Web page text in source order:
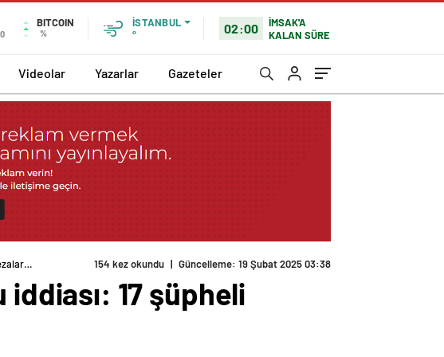
BITCOIN
%
İSTANBUL
°
02:00
İMSAK'A
KALAN SÜRE
Videolar Yazarlar Gazeteler
17 şüpheli